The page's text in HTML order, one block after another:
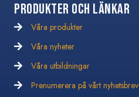
Produkter och Länkar
Våra produkter
Våra nyheter
Våra nyheter
Våra utbildningar
Våra utbildningar
Prenumerera på vårt nyhetsbrev
Prenumerera på vårt nyhetsbrev